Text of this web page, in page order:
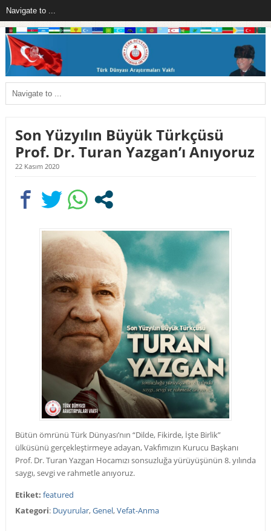
Son Yüzyılın Büyük Türkçüsü
Prof. Dr. Turan Yazgan’ı Anıyoruz
22 Kasım 2020
Bütün ömrünü Türk Dünyası’nın “Dilde, Fikirde, İşte Birlik”
ülküsünü gerçekleştirmeye adayan, Vakfımızın Kurucu Başkanı
Prof. Dr. Turan Yazgan Hocamızı sonsuzluğa yürüyüşünün 8. yılında
saygı, sevgi ve rahmetle anıyoruz.
Etiket: featured
Kategori: Duyurular,Genel,Vefat-Anma